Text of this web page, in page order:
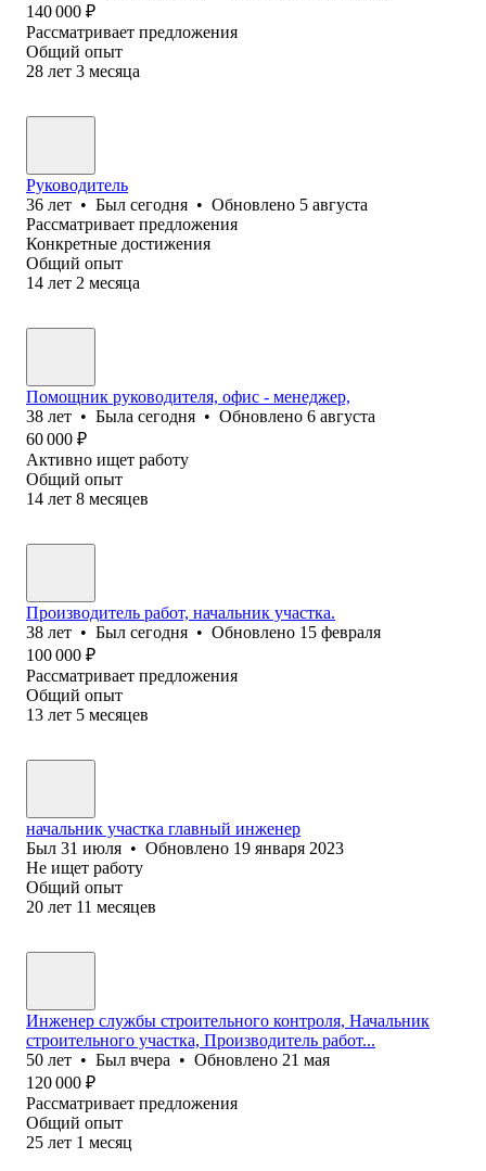
140 000 ₽
Рассматривает предложения
Общий опыт
28 лет 3 месяца
Руководитель
36 лет • Был сегодня • Обновлено 5 августа
Рассматривает предложения
Конкретные достижения
Общий опыт
14 лет 2 месяца
Помощник руководителя, офис - менеджер,
38 лет • Была сегодня • Обновлено 6 августа
60 000 ₽
Активно ищет работу
Общий опыт
14 лет 8 месяцев
Производитель работ, начальник участка.
38 лет • Был сегодня • Обновлено 15 февраля
100 000 ₽
Рассматривает предложения
Общий опыт
13 лет 5 месяцев
начальник участка главный инженер
Был 31 июля • Обновлено 19 января 2023
Не ищет работу
Общий опыт
20 лет 11 месяцев
Инженер службы строительного контроля, Начальник
строительного участка, Производитель работ...
50 лет • Был вчера • Обновлено 21 мая
120 000 ₽
Рассматривает предложения
Общий опыт
25 лет 1 месяц